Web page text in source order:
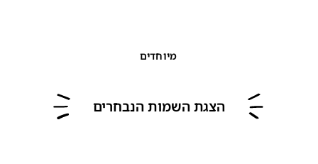
מיוחדים
הצגת השמות הנבחרים